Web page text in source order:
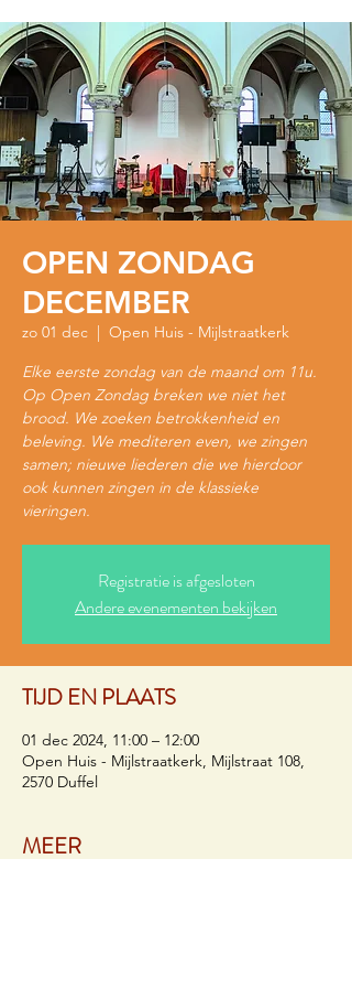
OPEN ZONDAG
DECEMBER
zo 01 dec
  |
Open Huis - Mijlstraatkerk
Elke eerste zondag van de maand om 11u.
Op Open Zondag breken we niet het
brood. We zoeken betrokkenheid en
beleving. We mediteren even, we zingen
samen; nieuwe liederen die we hierdoor
ook kunnen zingen in de klassieke
vieringen.
Registratie is afgesloten
Andere evenementen bekijken
TIJD EN PLAATS
01 dec 2024, 11:00 – 12:00
Open Huis - Mijlstraatkerk, Mijlstraat 108,
2570 Duffel
MEER